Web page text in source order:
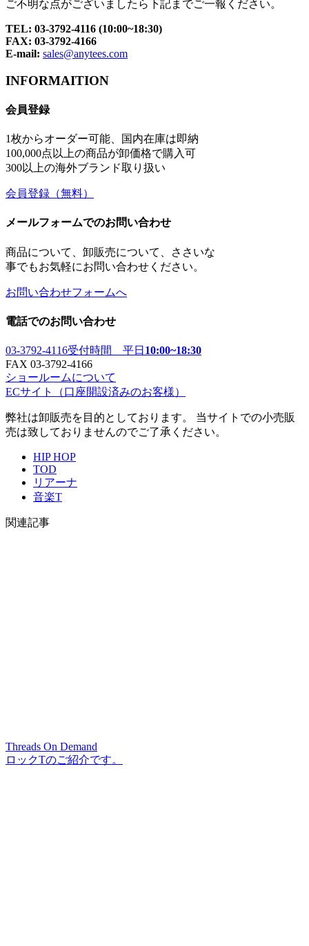
ご不明な点がございましたら下記までご一報ください。
TEL: 03-3792-4116 (10:00~18:30)
FAX: 03-3792-4166
E-mail: sales@anytees.com
INFORMAITION
会員登録
1枚からオーダー可能、国内在庫は即納
100,000点以上の商品が卸価格で購入可
300以上の海外ブランド取り扱い
会員登録 （無料）
メールフォームでのお問い合わせ
商品について、卸販売について、ささいな
事でもお気軽にお問い合わせください。
お問い合わせフォームへ
電話でのお問い合わせ
03-3792-4116受付時間 平日 10:00~18:30
FAX 03-3792-4166
ショールームについて
ECサイト
（口座開設済みのお客様）
弊社は卸販売を目的としております。 当サイトでの小売販
売は致しておりませんのでご了承ください。
HIP HOP
TOD
リアーナ
音楽T
関連記事
Threads On Demand
ロックTのご紹介です。